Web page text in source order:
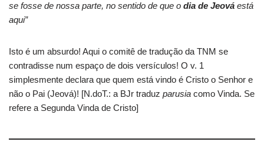
se fosse de nossa parte, no sentido de que o dia de Jeová está
aqui”
Isto é um absurdo! Aqui o comitê de tradução da TNM se
contradisse num espaço de dois versículos! O v. 1
simplesmente declara que quem está vindo é Cristo o Senhor e
não o Pai (Jeová)! [N.doT.: a BJr traduz parusia como Vinda. Se
refere a Segunda Vinda de Cristo]